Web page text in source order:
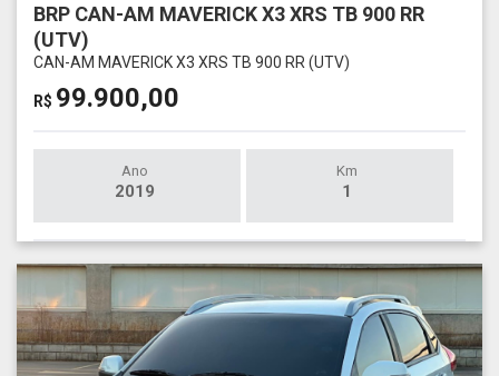
BRP CAN-AM MAVERICK X3 XRS TB 900 RR
(UTV)
CAN-AM MAVERICK X3 XRS TB 900 RR (UTV)
R$ 99.900,00
Ano
2019
Km
1